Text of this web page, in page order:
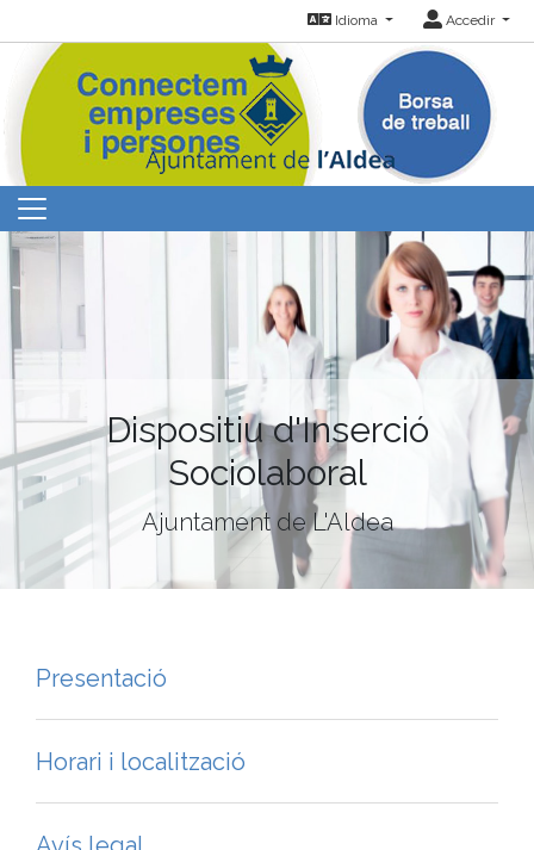
Idioma Accedir
Dispositiu d'Inserció
Sociolaboral
Ajuntament de L'Aldea
Presentació
Horari i localització